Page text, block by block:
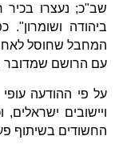
שב"כ; נעצרו בכיר
ביהודה ושומרון".
המחבל שחוסל
עם הרושם
על פי ההודעה
ויישובים
החשודים בשיתוף